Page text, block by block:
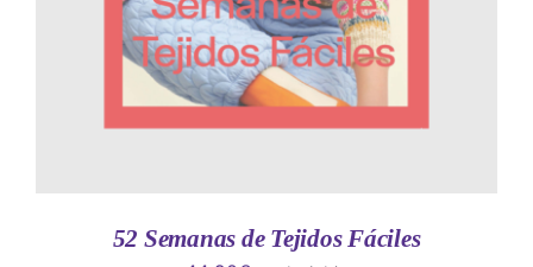
52 Semanas de Tejidos Fáciles